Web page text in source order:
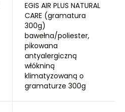
EGIS AIR PLUS NATURAL
CARE (gramatura
300g)
bawełna/poliester,
pikowana
antyalergiczną
włókniną
klimatyzowaną o
gramaturze 300g